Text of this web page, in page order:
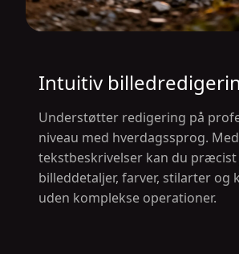
Intuitiv
Understøtter redigering på
niveau med hverdagssprog.
tekstbeskrivelser kan du
billeddetaljer, farver, stilarter og
uden komplekse operationer.